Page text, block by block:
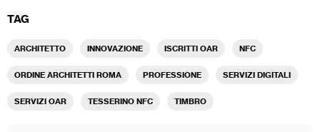
TAG
ARCHITETTO INNOVAZIONE ISCRITTI OAR NFC
ORDINE ARCHITETTI ROMA PROFESSIONE SERVIZI DIGITALI
SERVIZI OAR TESSERINO NFC TIMBRO